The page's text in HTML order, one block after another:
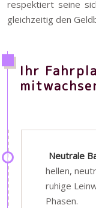
respektiert seine
gleichzeitig den
Ihr
Neutrale
hellen,
ruhige
Phasen.